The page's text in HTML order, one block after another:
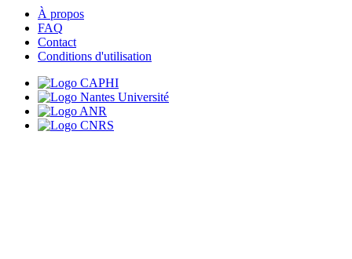
À propos
FAQ
Contact
Conditions d'utilisation